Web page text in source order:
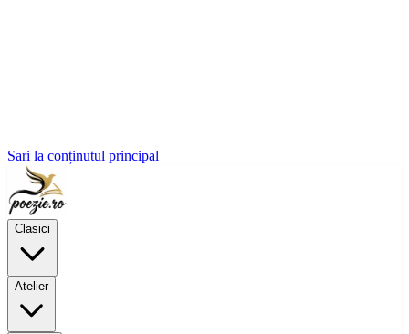
Sari la conținutul principal
Clasici
Atelier